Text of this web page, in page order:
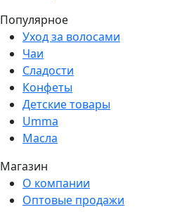
Популярное
Уход за волосами
Чаи
Сладости
Конфеты
Детские товары
Umma
Масла
Магазин
О компании
Оптовые продажи